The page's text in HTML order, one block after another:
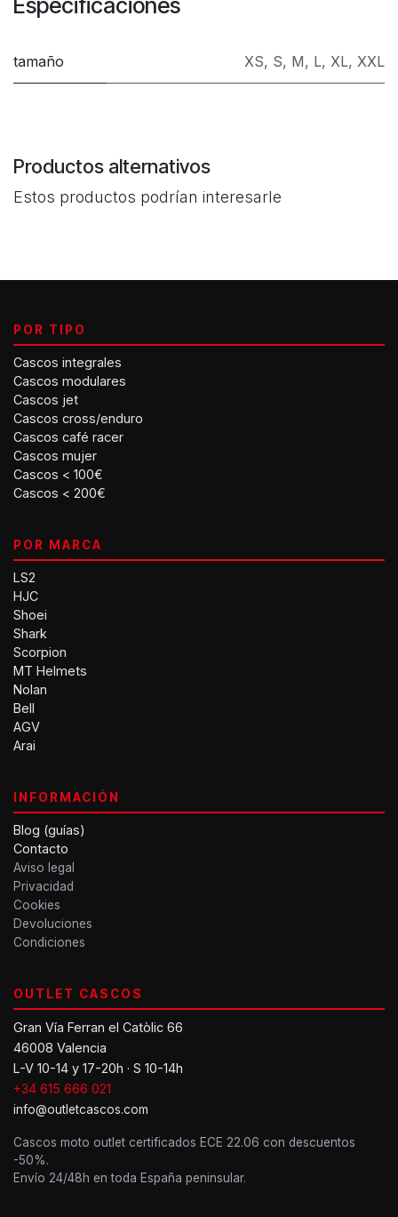
tamaño XS, S, M, L, XL, XXL
Productos alternativos
Estos productos podrían interesarle
POR TIPO
Cascos integrales
Cascos modulares
Cascos jet
Cascos cross/enduro
Cascos café racer
Cascos mujer
Cascos < 100€
Cascos < 200€
POR MARCA
LS2
HJC
Shoei
Shark
Scorpion
MT Helmets
Nolan
Bell
AGV
Arai
INFORMACIÓN
Blog (guías)
Contacto
Aviso legal
Privacidad
Cookies
Devoluciones
Condiciones
OUTLET CASCOS
Gran Vía Ferran el Catòlic 66
46008 Valencia
L-V 10-14 y 17-20h · S 10-14h
+34 615 666 021
info@outletcascos.com
Cascos moto outlet certificados ECE 22.06 con descuentos
-50%.
Envío 24/48h en toda España peninsular.